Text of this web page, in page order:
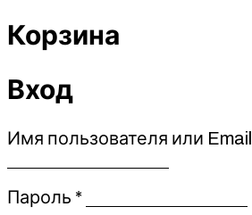
Корзина
Вход
Имя пользователя или Email
Пароль *Обязательно